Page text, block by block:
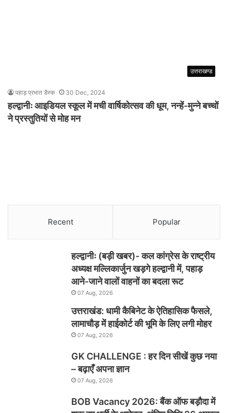
उत्तराखण्ड
पहाड़ प्रभात डैस्क 30 Dec, 2024
हल्द्वानीः आइडियल स्कूल में मची वार्षिकोत्सव की धूम, नन्हें-मुन्ने बच्चों
ने प्रस्तुतियों से मोह मन
Recent Popular
हल्द्वानीः (बड़ी खबर)- कल कांग्रेस के राष्ट्रीय
अध्यक्ष मल्लिकार्जुन खड़गे हल्द्वानी में, पहाड़
आने-जाने वालों वाहनों का बदला रूट
07 Aug, 2026
उत्तराखंड: धामी कैबिनेट के ऐतिहासिक फैसले,
लामाचौड़ में हाईकोर्ट की भूमि के लिए लगी मोहर
07 Aug, 2026
GK CHALLENGE : हर दिन सीखें कुछ नया
– बढ़ाएँ अपना ज्ञान
07 Aug, 2026
BOB Vacancy 2026: बैंक ऑफ बड़ौदा में